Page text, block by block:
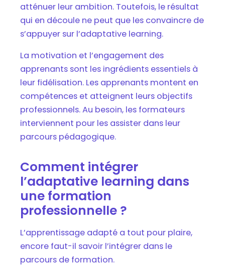
atténuer leur ambition. Toutefois, le résultat
qui en découle ne peut que les convaincre de
s’appuyer sur l’adaptative learning.
La motivation et l’engagement des
apprenants sont les ingrédients essentiels à
leur fidélisation. Les apprenants montent en
compétences et atteignent leurs objectifs
professionnels. Au besoin, les formateurs
interviennent pour les assister dans leur
parcours pédagogique.
Comment intégrer
l’adaptative learning dans
une formation
professionnelle ?
L’apprentissage adapté a tout pour plaire,
encore faut-il savoir l’intégrer dans le
parcours de formation.